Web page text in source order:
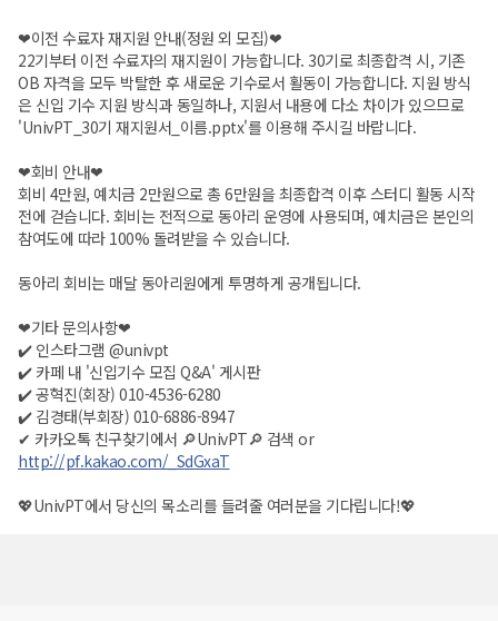
❤이전 수료자 재지원 안내(정원 외 모집)❤
22기부터 이전 수료자의 재지원이 가능합니다. 30기로 최종합격 시, 기존
OB 자격을 모두 박탈한 후 새로운 기수로서 활동이 가능합니다. 지원 방식
은 신입 기수 지원 방식과 동일하나, 지원서 내용에 다소 차이가 있으므로
'UnivPT_30기 재지원서_이름.pptx'를 이용해 주시길 바랍니다.
❤회비 안내❤
회비 4만원, 예치금 2만원으로 총 6만원을 최종합격 이후 스터디 활동 시작
전에 걷습니다. 회비는 전적으로 동아리 운영에 사용되며, 예치금은 본인의
참여도에 따라 100% 돌려받을 수 있습니다.
동아리 회비는 매달 동아리원에게 투명하게 공개됩니다.
❤기타 문의사항❤
✔️ 인스타그램 @univpt
✔️ 카페 내 '신입기수 모집 Q&A' 게시판
✔️ 공혁진(회장) 010-4536-6280
✔️ 김경태(부회장) 010-6886-8947
✔ 카카오톡 친구찾기에서 🔎UnivPT🔎 검색 or
http://pf.kakao.com/_SdGxaT
💖UnivPT에서 당신의 목소리를 들려줄 여러분을 기다립니다!💖